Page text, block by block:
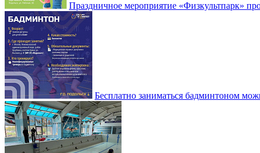
Праздничное мероприятие «Физкультпарк»
Бесплатно заниматься бадминтоном